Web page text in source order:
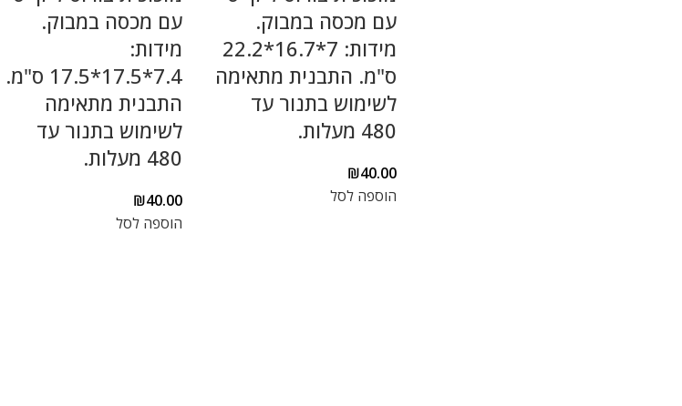
עם מכסה במבוק.
מידות: 7*16.7*22.2
ס"מ. התבנית מתאימה
לשימוש בתנור עד
480 מעלות.
₪40.00
הוספה לסל
עם מכסה במבוק.
מידות:
7.4*17.5*17.5 ס"מ.
התבנית מתאימה
לשימוש בתנור עד
480 מעלות.
₪40.00
הוספה לסל